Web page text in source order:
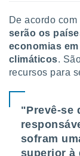
dos
ou
de dados
dados
De acordo com
serão os
economias
climáticos.
recursos para
"Prevê-se
sofram
superior à